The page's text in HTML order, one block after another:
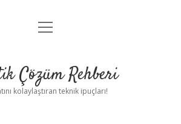
Anasayfa
Yasal Uyarı
menüyü
Çözüm Rehberi
kolaylaştıran teknik ipuçları!